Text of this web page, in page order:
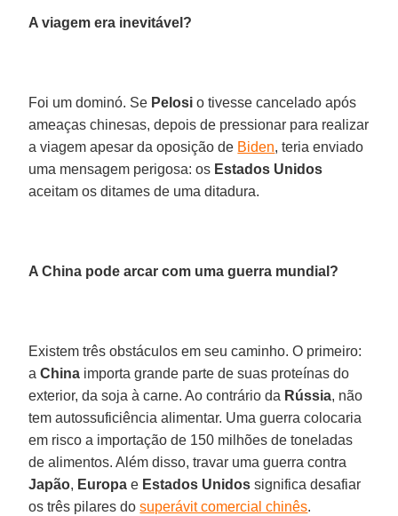
A viagem era inevitável?
Foi um dominó. Se Pelosi o tivesse cancelado após
ameaças chinesas, depois de pressionar para realizar
a viagem apesar da oposição de Biden, teria enviado
uma mensagem perigosa: os Estados Unidos
aceitam os ditames de uma ditadura.
A China pode arcar com uma guerra mundial?
Existem três obstáculos em seu caminho. O primeiro:
aChina importa grande parte de suas proteínas do
exterior, da soja à carne. Ao contrário da Rússia, não
tem autossuficiência alimentar. Uma guerra colocaria
em risco a importação de 150 milhões de toneladas
de alimentos. Além disso, travar uma guerra contra
Japão, Europa e Estados Unidos significa desafiar
os três pilares dosuperávit comercial chinês.